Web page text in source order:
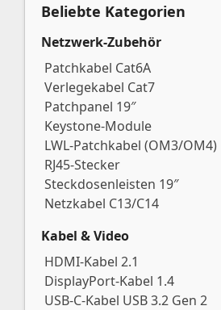
Beliebte Kategorien
Netzwerk-Zubehör
Patchkabel Cat6A
Verlegekabel Cat7
Patchpanel 19″
Keystone-Module
LWL-Patchkabel (OM3/OM4)
RJ45-Stecker
Steckdosenleisten 19″
Netzkabel C13/C14
Kabel & Video
HDMI-Kabel 2.1
DisplayPort-Kabel 1.4
USB-C-Kabel USB 3.2 Gen 2